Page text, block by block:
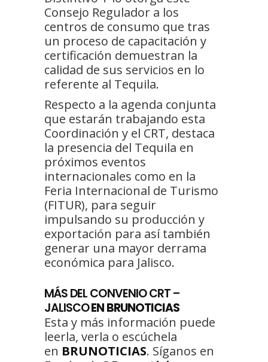
Consejo Regulador a los
centros de consumo que tras
un proceso de capacitación y
certificación demuestran la
calidad de sus servicios en lo
referente al Tequila.
Respecto a la agenda conjunta
que estarán trabajando esta
Coordinación y el CRT, destaca
la presencia del Tequila en
próximos eventos
internacionales como en la
Feria Internacional de Turismo
(FITUR), para seguir
impulsando su producción y
exportación para así también
generar una mayor derrama
económica para Jalisco.
MÁS DELCONVENIO CRT –
JALISCOEN BRUNOTICIAS
Esta y más información puede
leerla, verla o escúchela
en BRUNOTICIAS. Síganos en